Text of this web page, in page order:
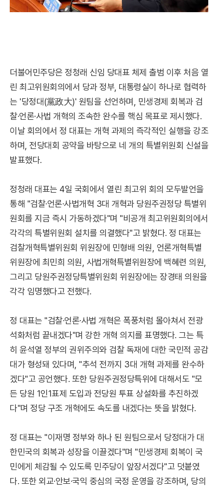
더불어민주당은 정청래 신임 당대표 체제 출범 이후 처음 열
린 최고위원회의에서 당과 정부, 대통령실이 하나로 협력하
는 '당정대(黨政大)' 원팀을 선언하며, 민생경제 회복과 검
찰·언론·사법 개혁의 조속한 완수를 핵심 목표로 제시했다.
이날 회의에서 정 대표는 개혁 과제의 즉각적인 실행을 강조
하며, 전당대회 공약을 바탕으로 네 개의 특별위원회 신설을
발표했다.
정청래 대표는 4일 국회에서 열린 최고위 회의 모두발언을
통해 "검찰·언론·사법개혁 3대 개혁과 당원주권정당 특별위
원회를 지금 즉시 가동하겠다"며 "비공개 최고위원회의에서
각각의 특별위원회 설치를 의결했다"고 밝혔다. 정 대표는
검찰개혁특별위원회 위원장에 민형배 의원, 언론개혁특별
위원장에 최민희 의원, 사법개혁특별위원장에 백혜련 의원,
그리고 당원주권정당특별위원회 위원장에는 장경태 의원을
각각 임명했다고 전했다.
정 대표는 "검찰·언론·사법 개혁은 폭풍처럼 몰아쳐서 전광
석화처럼 끝내겠다"며 강한 개혁 의지를 표명했다. 그는 특
히 윤석열 정부의 권위주의와 검찰 독재에 대한 국민적 공감
대가 형성돼 있다며, "추석 전까지 3대 개혁 과제를 완수하
겠다"고 공언했다. 또한 당원주권정당특위에 대해서도 "모
든 당원 1인1표제 도입과 전당원 투표 상설화를 추진하겠
다"며 정당 구조 개혁에도 속도를 내겠다는 뜻을 밝혔다.
정 대표는 "이재명 정부와 하나 된 원팀으로서 당정대가 대
한민국의 회복과 성장을 이끌겠다"며 "민생경제 회복이 국
민에게 체감될 수 있도록 민주당이 앞장서겠다"고 덧붙였
다. 또한 외교·안보·국익 중심의 국정 운영을 강조하며, 당의